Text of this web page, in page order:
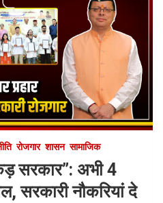
रोजगार शासन सामाजिक
सरकार”: अभी 4
सरकारी नौकरियां दे